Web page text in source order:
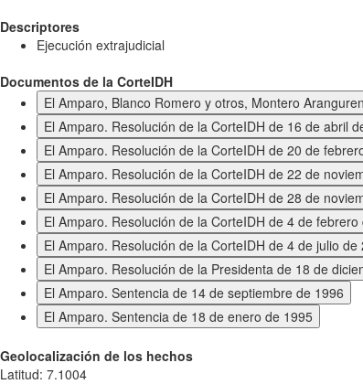
Descriptores
Ejecución extrajudicial
Documentos de la CorteIDH
El Amparo, Blanco Romero y otros, Montero
El Amparo. Resolución de la CorteIDH de 16 de abril
El Amparo. Resolución de la CorteIDH de 20 de
El Amparo. Resolución de la CorteIDH de 22 de
El Amparo. Resolución de la CorteIDH de 28 de
El Amparo. Resolución de la CorteIDH de 4 de febrero
El Amparo. Resolución de la CorteIDH de 4 de julio de
El Amparo. Resolución de la Presidenta de 18 de
El Amparo. Sentencia de 14 de septiembre de 1996
El Amparo. Sentencia de 18 de enero de 1995
Geolocalización de los hechos
Latitud: 7.1004